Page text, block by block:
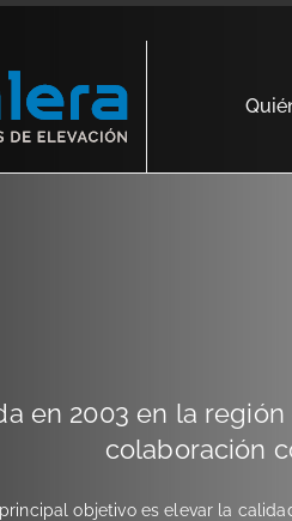
en 2003 en la
colaboración
objetivo es elevar la